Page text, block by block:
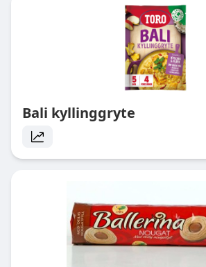
Bali kyllinggryte